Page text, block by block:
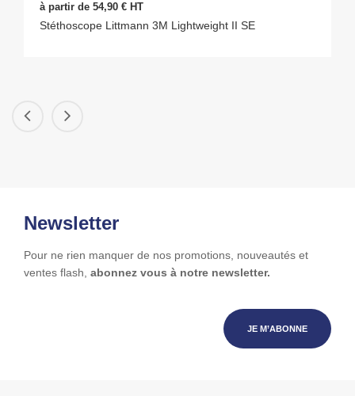
à partir de 54,90 € HT
Stéthoscope Littmann 3M Lightweight II SE
Newsletter
Pour ne rien manquer de nos promotions, nouveautés et
ventes flash, abonnez vous à notre newsletter.
JE M’ABONNE